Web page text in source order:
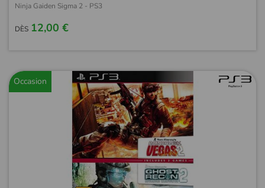
Ninja Gaiden Sigma 2 - PS3
DÈS 12,00 €
Occasion